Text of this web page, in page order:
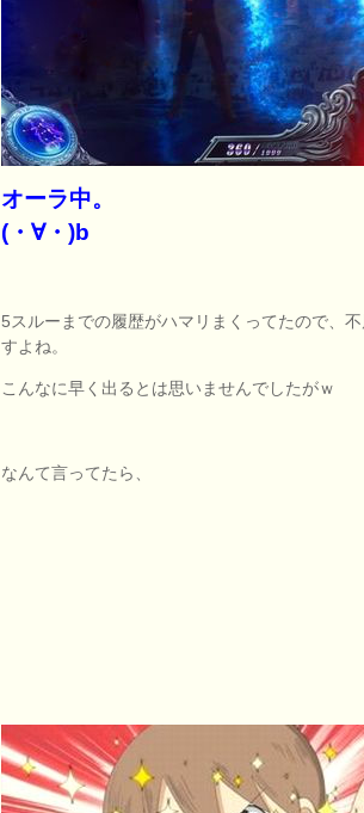
オーラ中。
(・∀・)b
5スルーまでの履歴がハマリまくってたので、
すよね。
こんなに早く出るとは思いませんでしたがｗ
なんて言ってたら、